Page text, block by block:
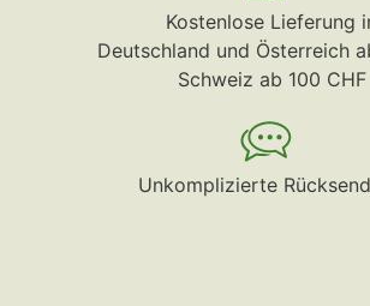
Kostenlose Lieferung
Deutschland und Österreich
Schweiz ab 100 CHF
Unkomplizierte